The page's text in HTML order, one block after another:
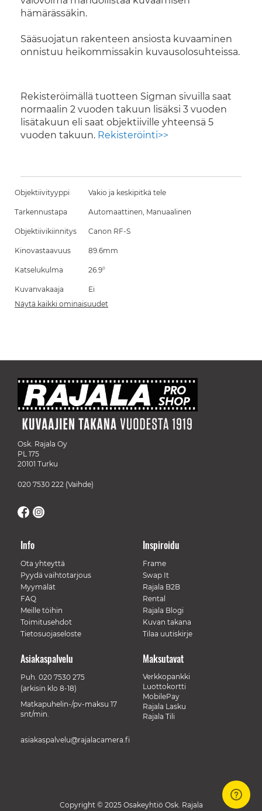
hämärässäkin.
Sääsuojatun rakenteen ansiosta kuvaaminen
onnistuu heikommissakin kuvausolosuhteissa.
Rekisteröimällä tuotteen Sigman sivuilla saat
normaalin 2 vuoden takuun lisäksi 3 vuoden
lisätakuun eli saat objektiiville yhteensä 5
vuoden takuun. Rekisteröinti>>
Objektiivityyppi Vakio ja keskipitkä tele
Tarkennustapa Automaattinen, Manuaalinen
Objektiivikiinnitys Canon RF-S
Kinovastaavuus 89.6mm
Katselukulma 26.9°
Kuvanvakaaja
Ei
Näytä kaikki ominaisuudet
Osk. Rajala Oy
PL 175
20101 Turku
020 7530 222 (Vaihde)
Info
Ota yhteyttä
Pyydä vaihtotarjous
Myymälät
FAQ
Meille töihin
Toimitusehdot
Tietosuojaseloste
Inspiroidu
Frame
Swap It
Rajala B2B
Rental
Rajala Blogi
Kuvan takana
Tilaa uutiskirje
Maksutavat
Verkkopankki
Luottokortti
MobilePay
Rajala Lasku
Rajala Tili
Asiakaspalvelu
Puh. 020 7530 275
(arkisin klo 8-18)
Matkapuhelin-/pv-maksu 17
snt/min.
asiakaspalvelu@rajalacamera.fi
Copyright © 2025 Osakeyhtiö Osk. Rajala